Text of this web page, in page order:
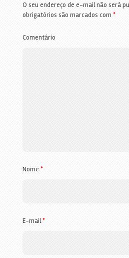
O seu endereço de e-mail não será
obrigatórios são marcados com *
Comentário
Nome *
E-mail*